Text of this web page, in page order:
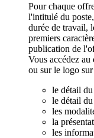
Pour chaque
l'intitulé du
durée de travail,
premiers
publication de
Vous accédez
ou sur le logo
le détail du
le détail
les
la
les